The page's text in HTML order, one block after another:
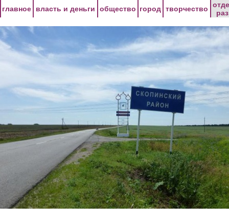
главное власть и деньги общество город творчество